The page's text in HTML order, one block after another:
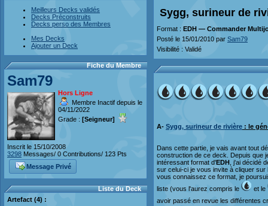
Meilleurs Decks validés
Decks Préconstruits
Decks perso des Membres
Mes Decks
Ajouter un Deck
Fiche du Membre
Sam79
Hors Ligne
Membre Inactif depuis le
04/11/2022
Grade : [Seigneur]
Inscrit le 15/10/2008
3298 Messages/ 0 Contributions/ 123 Pts
Message Privé
Liste du Deck
Artefact (4) :
Sygg, surineur de
Format : EDH — Commander
Posté le 15/01/2010 par Sam79
Visibilité : Validé
A- Sygg, surineur de rivière : le
Dans cette partie, je vais avant tout
construction de ce deck. Depuis que
intéressant format d'EDH , j'ai décidé
sur celui-ci je vous invite à cliquer sur
vous connaissez ce format, je
liste (vous l'aurez compris le
et le
avoir passé en revue les différentes